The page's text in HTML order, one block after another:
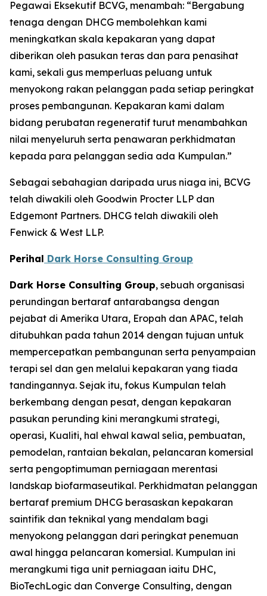
Pegawai Eksekutif BCVG, menambah: “Bergabung
tenaga dengan DHCG membolehkan kami
meningkatkan skala kepakaran yang dapat
diberikan oleh pasukan teras dan para penasihat
kami, sekali gus memperluas peluang untuk
menyokong rakan pelanggan pada setiap peringkat
proses pembangunan. Kepakaran kami dalam
bidang perubatan regeneratif turut menambahkan
nilai menyeluruh serta penawaran perkhidmatan
kepada para pelanggan sedia ada Kumpulan.”
Sebagai sebahagian daripada urus niaga ini, BCVG
telah diwakili oleh Goodwin Procter LLP dan
Edgemont Partners. DHCG telah diwakili oleh
Fenwick & West LLP.
Perihal Dark Horse Consulting Group
Dark Horse Consulting Group, sebuah organisasi
perundingan bertaraf antarabangsa dengan
pejabat di Amerika Utara, Eropah dan APAC, telah
ditubuhkan pada tahun 2014 dengan tujuan untuk
mempercepatkan pembangunan serta penyampaian
terapi sel dan gen melalui kepakaran yang tiada
tandingannya. Sejak itu, fokus Kumpulan telah
berkembang dengan pesat, dengan kepakaran
pasukan perunding kini merangkumi strategi,
operasi, Kualiti, hal ehwal kawal selia, pembuatan,
pemodelan, rantaian bekalan, pelancaran komersial
serta pengoptimuman perniagaan merentasi
landskap biofarmaseutikal. Perkhidmatan pelanggan
bertaraf premium DHCG berasaskan kepakaran
saintifik dan teknikal yang mendalam bagi
menyokong pelanggan dari peringkat penemuan
awal hingga pelancaran komersial. Kumpulan ini
merangkumi tiga unit perniagaan iaitu DHC,
BioTechLogic dan Converge Consulting, dengan